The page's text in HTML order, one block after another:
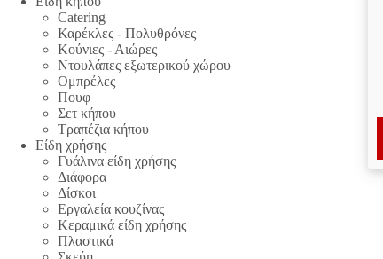
Catering
Καρέκλες - Πολυθρόνες
Κούνιες - Αιώρες
Ντουλάπες εξωτερικού χώρου
Ομπρέλες
Πουφ
Σετ κήπου
Τραπέζια κήπου
Είδη χρήσης
Γυάλινα είδη χρήσης
Διάφορα
Δίσκοι
Εργαλεία κουζίνας
Κεραμικά είδη χρήσης
Πλαστικά